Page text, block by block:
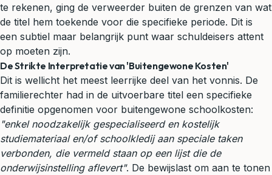
te rekenen, ging de verweerder buiten de grenzen van wat
de titel hem toekende voor die specifieke periode. Dit is
een subtiel maar belangrijk punt waar schuldeisers attent
op moeten zijn.
De Strikte Interpretatie van 'Buitengewone Kosten'
Dit is wellicht het meest leerrijke deel van het vonnis. De
familierechter had in de uitvoerbare titel een specifieke
definitie opgenomen voor buitengewone schoolkosten:
"enkel noodzakelijk gespecialiseerd en kostelijk
studiemateriaal en/of schoolkledij aan speciale taken
verbonden, die vermeld staan op een lijst die de
onderwijsinstelling aflevert". De bewijslast om aan te tonen